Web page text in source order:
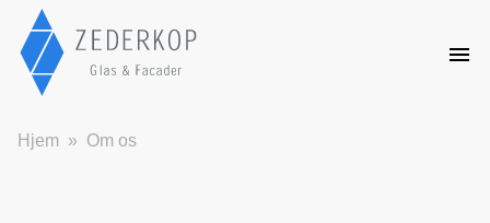
Hjem Om os